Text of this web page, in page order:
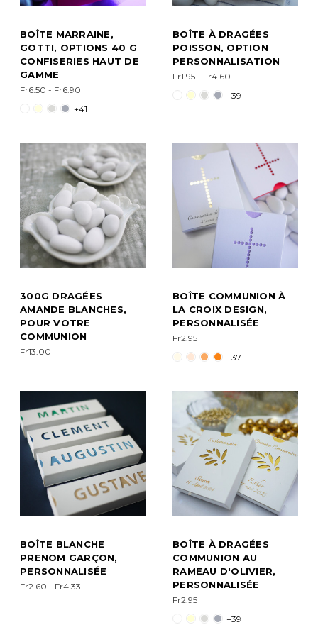
BOÎTE MARRAINE,
GOTTI, OPTIONS 40 G
CONFISERIES HAUT DE
GAMME
Fr6.50 - Fr6.90
+41
BOÎTE À DRAGÉES
POISSON, OPTION
PERSONNALISATION
Fr1.95 - Fr4.60
+39
300G DRAGÉES
AMANDE BLANCHES,
POUR VOTRE
COMMUNION
Fr13.00
BOÎTE COMMUNION À
LA CROIX DESIGN,
PERSONNALISÉE
Fr2.95
+37
BOÎTE BLANCHE
PRENOM GARÇON,
PERSONNALISÉE
Fr2.60 - Fr4.33
BOÎTE À DRAGÉES
COMMUNION AU
RAMEAU D'OLIVIER,
PERSONNALISÉE
Fr2.95
+39